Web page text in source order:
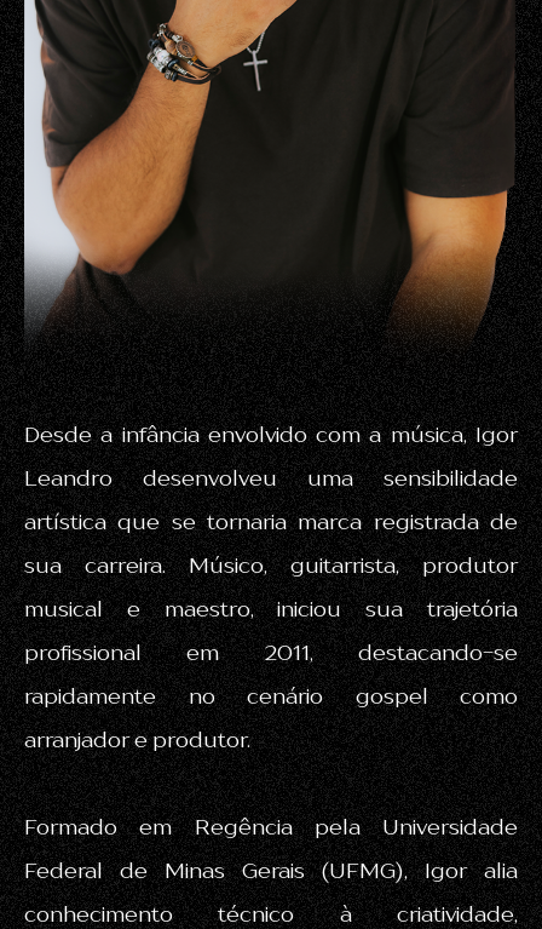
Desde a infância envolvido com a música, Igor
Leandro desenvolveu uma sensibilidade
artística que se tornaria marca registrada de
sua carreira. Músico, guitarrista, produtor
musical e maestro, iniciou sua trajetória
profissional em 2011, destacando-se
rapidamente no cenário gospel como
arranjador e produtor.
Formado em Regência pela Universidade
Federal de Minas Gerais (UFMG), Igor alia
conhecimento técnico à criatividade,